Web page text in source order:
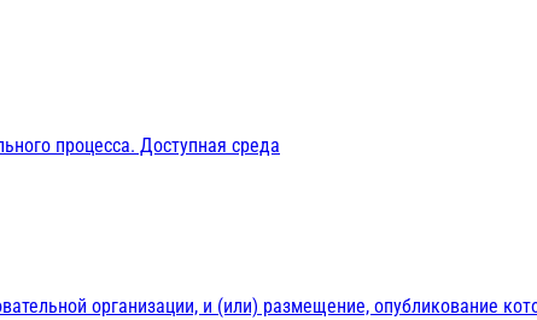
процесса. Доступная среда
организации, и (или) размещение, опубликование